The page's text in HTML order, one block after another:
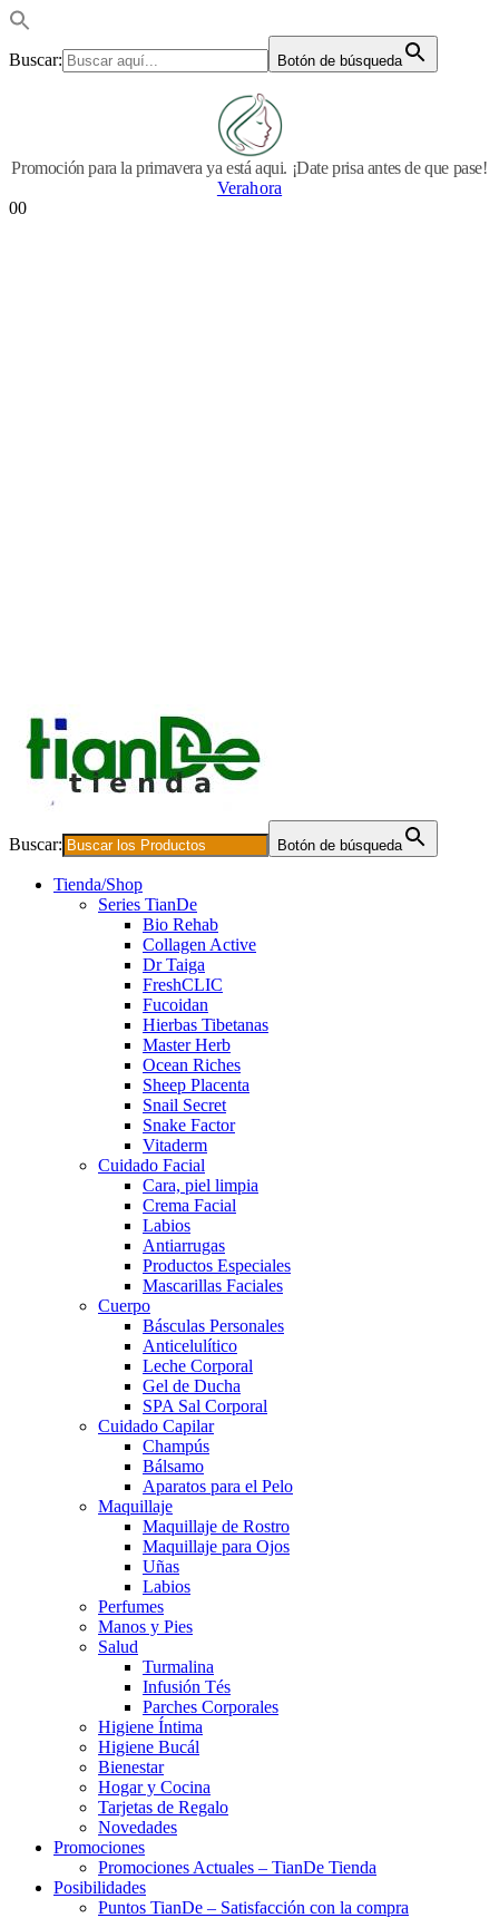
Buscar: Botón de búsqueda
Promoción para la primavera ya está aqui. ¡Date prisa antes de que pase!
Verahora
00
Buscar: Botón de búsqueda
Tienda/Shop
Series TianDe
Bio Rehab
Collagen Active
Dr Taiga
FreshCLIC
Fucoidan
Hierbas Tibetanas
Master Herb
Ocean Riches
Sheep Placenta
Snail Secret
Snake Factor
Vitaderm
Cuidado Facial
Cara, piel limpia
Crema Facial
Labios
Antiarrugas
Productos Especiales
Mascarillas Faciales
Cuerpo
Básculas Personales
Anticelulítico
Leche Corporal
Gel de Ducha
SPA Sal Corporal
Cuidado Capilar
Champús
Bálsamo
Aparatos para el Pelo
Maquillaje
Maquillaje de Rostro
Maquillaje para Ojos
Uñas
Labios
Perfumes
Manos y Pies
Salud
Turmalina
Infusión Tés
Parches Corporales
Higiene Íntima
Higiene Bucál
Bienestar
Hogar y Cocina
Tarjetas de Regalo
Novedades
Promociones
Promociones Actuales – TianDe Tienda
Posibilidades
Puntos TianDe – Satisfacción con la compra